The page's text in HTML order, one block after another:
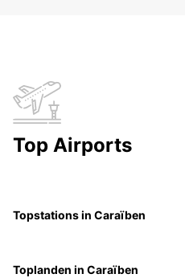
Top Airports
Topstations in Caraïben
Toplanden in Caraïben